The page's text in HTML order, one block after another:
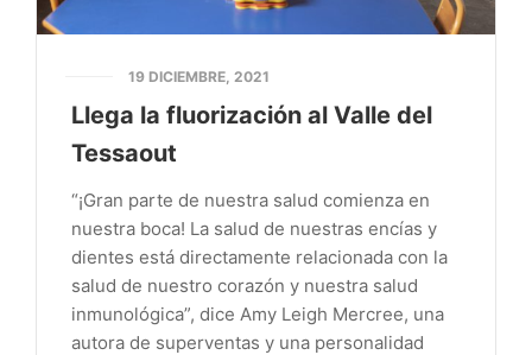
19 DICIEMBRE, 2021
Llega la fluorización al Valle del
Tessaout
“¡Gran parte de nuestra salud comienza en
nuestra boca! La salud de nuestras encías y
dientes está directamente relacionada con la
salud de nuestro corazón y nuestra salud
inmunológica”, dice Amy Leigh Mercree, una
autora de superventas y una personalidad